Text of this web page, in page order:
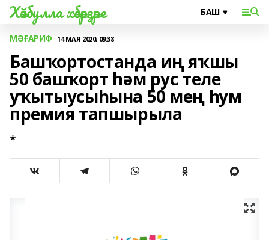
Хәйбулла хәбәрҙәре
МӘҒАРИФ 14 МАЯ 2020, 09:38
Башҡортостанда иң яҡшы
50 башҡорт һәм рус теле
уҡытыусыһына 50 мең һум
премия тапшырыла
*